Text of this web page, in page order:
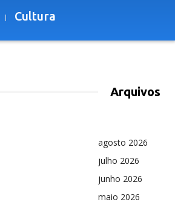
Cultura
Arquivos
agosto 2026
julho 2026
junho 2026
maio 2026